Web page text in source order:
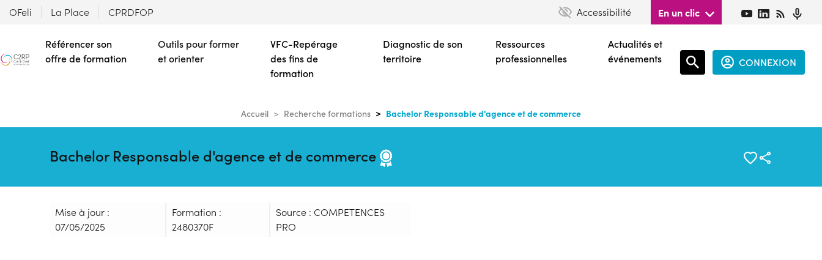
contenu
principal
OFeli La Place CPRDFOP Accessibilité En un clic
Référencer son
offre de formation
Outils pour former
et orienter
VFC-Repérage
des fins de
formation
Diagnostic de son
territoire
Ressources
professionnelles
Actualités et
événements
CONNEXION
Accueil Recherche formations Bachelor Responsable d'agence et de commerce
Bachelor Responsable d'agence et de commerce
Mise à jour :
07/05/2025
Formation :
2480370F
Source : COMPETENCES
PRO